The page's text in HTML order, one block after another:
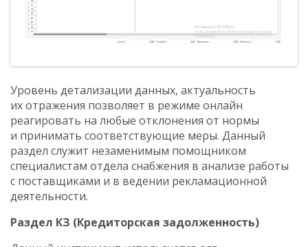
Уровень детализации данных, актуальность
их отражения позволяет в режиме онлайн
реагировать на любые отклонения от нормы
и принимать соответствующие меры. Данный
раздел служит незаменимым помощником
специалистам отдела снабжения в анализе работы
с поставщиками и в ведении рекламационной
деятельности.
Раздел КЗ (Кредиторская задолженность)